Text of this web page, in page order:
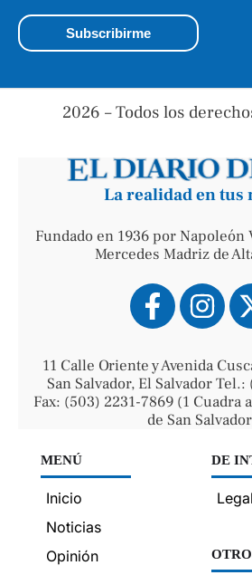
2026 – Todos los
La realidad en tus
Fundado en 1936 por Napoleón
Mercedes Madriz de
11 Calle Oriente y Avenida
San Salvador, El Salvador
Fax: (503) 2231-7869 (1 Cuadra
de San
MENÚ
Inicio
Noticias
Opinión
DE
Legal